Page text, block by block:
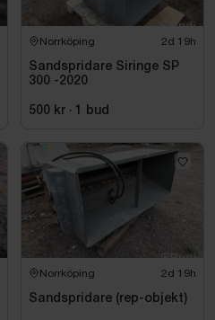
Norrköping 2d 19h
Sandspridare Siringe SP
300 -2020
500 kr · 1 bud
Norrköping 2d 19h
Sandspridare (rep-objekt)